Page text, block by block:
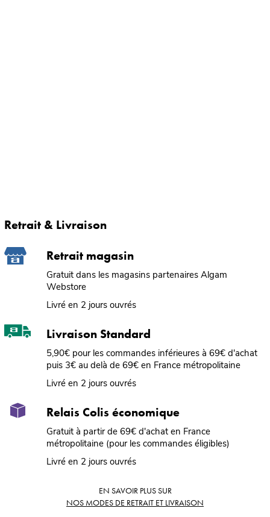
Retrait & Livraison
Retrait magasin
Gratuit dans les magasins partenaires Algam
Webstore
Livré en 2 jours ouvrés
Livraison Standard
5,90€ pour les commandes inférieures à 69€ d'achat
puis 3€ au delà de 69€ en France métropolitaine
Livré en 2 jours ouvrés
Relais Colis économique
Gratuit à partir de 69€ d'achat en France
métropolitaine (pour les commandes éligibles)
Livré en 2 jours ouvrés
EN SAVOIR PLUS SUR
NOS MODES DE RETRAIT ET LIVRAISON